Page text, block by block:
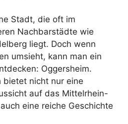
Stadt, die oft im
Nachbarstädte wie
liegt. Doch wenn
umsieht, kann man ein
Oggersheim.
bietet nicht nur eine
auf das Mittelrhein-
eine reiche Geschichte